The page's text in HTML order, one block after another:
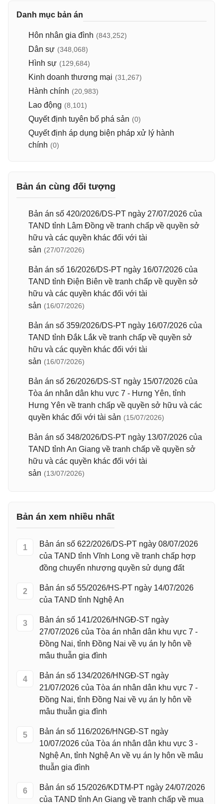
Danh mục bản án
Hôn nhân gia đình (843,252)
Dân sự (348,068)
Hình sự (129,684)
Kinh doanh thương mại (31,267)
Hành chính (20,983)
Lao động (8,101)
Quyết định tuyên bố phá sản (0)
Quyết định áp dụng biện pháp xử lý hành
chính (0)
Bản án cùng đối tượng
Bản án số 420/2026/DS-PT ngày 27/07/2026 của
TAND tỉnh Lâm Đồng về tranh chấp về quyền sở
hữu và các quyền khác đối với tài
sản (27/07/2026)
Bản án số 16/2026/DS-PT ngày 16/07/2026 của
TAND tỉnh Điện Biên về tranh chấp về quyền sở
hữu và các quyền khác đối với tài
sản (16/07/2026)
Bản án số 359/2026/DS-PT ngày 16/07/2026 của
TAND tỉnh Đắk Lắk về tranh chấp về quyền sở
hữu và các quyền khác đối với tài
sản (16/07/2026)
Bản án số 26/2026/DS-ST ngày 15/07/2026 của
Tòa án nhân dân khu vực 7 - Hưng Yên, tỉnh
Hưng Yên về tranh chấp về quyền sở hữu và các
quyền khác đối với tài sản (15/07/2026)
Bản án số 348/2026/DS-PT ngày 13/07/2026 của
TAND tỉnh An Giang về tranh chấp về quyền sở
hữu và các quyền khác đối với tài
sản (13/07/2026)
Bản án xem nhiều nhất
1
Bản án số 622/2026/DS-PT ngày 08/07/2026
của TAND tỉnh Vĩnh Long về tranh chấp hợp
đồng chuyển nhượng quyền sử dụng đất
2
Bản án số 55/2026/HS-PT ngày 14/07/2026
của TAND tỉnh Nghệ An
3
Bản án số 141/2026/HNGĐ-ST ngày
27/07/2026 của Tòa án nhân dân khu vực 7 -
Đồng Nai, tỉnh Đồng Nai về vụ án ly hôn về
mâu thuẫn gia đình
4
Bản án số 134/2026/HNGĐ-ST ngày
21/07/2026 của Tòa án nhân dân khu vực 7 -
Đồng Nai, tỉnh Đồng Nai về vụ án ly hôn về
mâu thuẫn gia đình
5
Bản án số 116/2026/HNGĐ-ST ngày
10/07/2026 của Tòa án nhân dân khu vực 3 -
Nghệ An, tỉnh Nghệ An về vụ án ly hôn về mâu
thuẫn gia đình
6
Bản án số 15/2026/KDTM-PT ngày 24/07/2026
của TAND tỉnh An Giang về tranh chấp về mua